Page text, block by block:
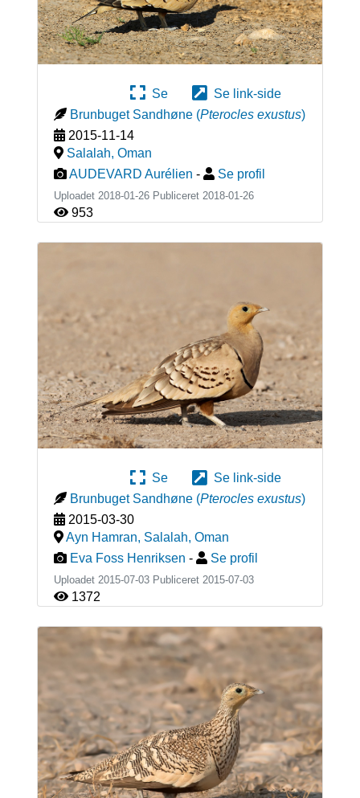
Se
Se link-side
Brunbuget Sandhøne (Pterocles exustus)
2015-11-14
Salalah, Oman
AUDEVARD Aurélien - Se profil
Uploadet 2018-01-26 Publiceret 2018-01-26
953
Se
Se link-side
Brunbuget Sandhøne (Pterocles exustus)
2015-03-30
Ayn Hamran, Salalah, Oman
Eva Foss Henriksen - Se profil
Uploadet 2015-07-03 Publiceret 2015-07-03
1372